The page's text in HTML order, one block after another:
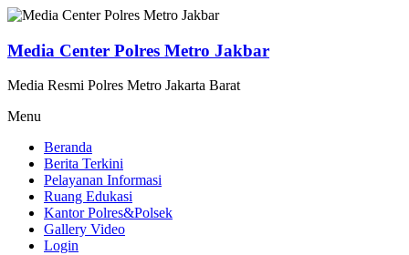
Lompat
konten
Media Center Polres Metro Jakbar
Media Resmi Polres Metro Jakarta Barat
Menu
Beranda
Berita Terkini
Pelayanan Informasi
Ruang Edukasi
Kantor Polres&Polsek
Gallery Video
Login